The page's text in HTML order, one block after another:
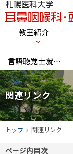
本
文
ュ
ー
へ
ュ
ー
教室紹介
言語聴覚士就職支援
関連リンク
現
トップ 関連リンク
ページ内目次